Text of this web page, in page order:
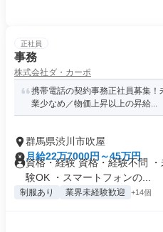
正社員
事務
株式会社ダ・カーポ
携帯電話の契約事務正社員募集
業少なめ／物価上昇以上の昇給...
群馬県渋川市吹屋
月給22万7000円～45万円
資格・経験 資格・経験不問
験OK ・スマートフォンの...
制服あり 業界未経験歓迎 +14個